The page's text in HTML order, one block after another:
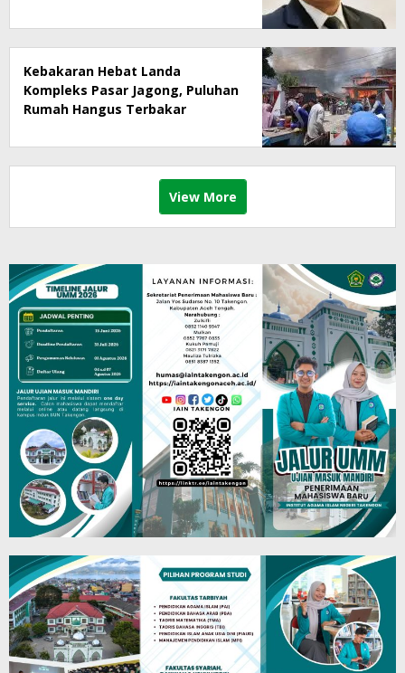
Kebakaran Hebat Landa
Kompleks Pasar Jagong, Puluhan
Rumah Hangus Terbakar
View More